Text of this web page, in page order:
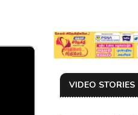
VIDEO STORIES